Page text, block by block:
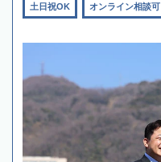
土日祝OK オンライン相談可